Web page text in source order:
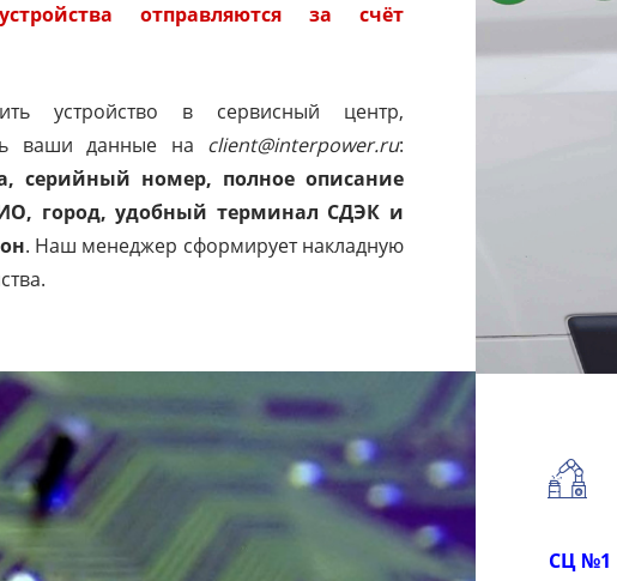
отправляются за счёт
устройство в сервисный центр,
ваши данные на client@interpower.ru:
серийный номер, полное описание
город, удобный терминал СДЭК и
. Наш менеджер сформирует накладную
СЦ №1